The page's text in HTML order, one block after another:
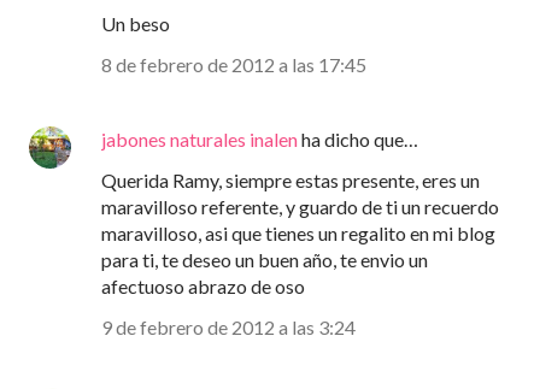
Un beso
8 de febrero de 2012 a las 17:45
jabones naturales inalenha dicho que…
Querida Ramy, siempre estas presente, eres un
maravilloso referente, y guardo de ti un recuerdo
maravilloso, asi que tienes un regalito en mi blog
para ti, te deseo un buen año, te envio un
afectuoso abrazo de oso
9 de febrero de 2012 a las 3:24